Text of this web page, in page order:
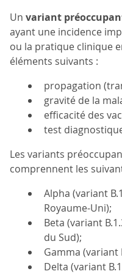
Un variant
ayant une incidence
ou la pratique clinique
éléments suivants :
propagation
gravité de la
efficacité des
test
Les variants
comprennent les
Alpha (variant
Royaume-Uni);
Beta (variant
du Sud);
Gamma (variant
Delta (variant